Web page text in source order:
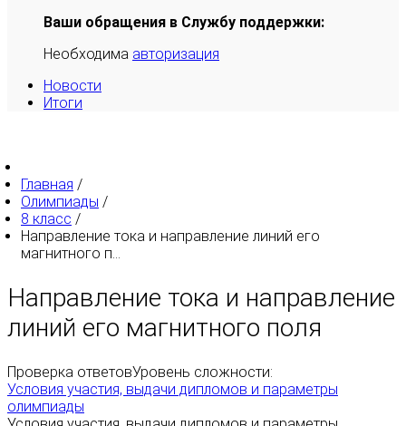
Ваши обращения в Службу поддержки:
Необходима авторизация
Новости
Итоги
Главная /
Олимпиады /
8 класс /
Направление тока и направление линий его
магнитного п...
Направление тока и направление
линий его магнитного поля
Проверка ответовУровень сложности:
Условия участия, выдачи дипломов и параметры
олимпиады